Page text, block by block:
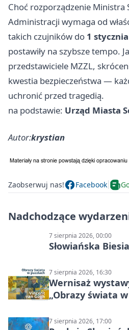
Choć rozporządzenie Ministra
Administracji wymaga od
takich czujników do 1
postawiły na szybsze tempo.
przedstawiciele MZZL,
kwestia bezpieczeństwa —
uchronić przed tragedią.
na podstawie: Urząd Miasta
Autor:krystian
Zaobserwuj nas! Facebook
Nadchodzące
7 sierpnia 2026, 00:00
Słowiańska
7 sierpnia 2026, 16:30
Wernisaż
„Obrazy świata
7 sierpnia 2026, 17:00